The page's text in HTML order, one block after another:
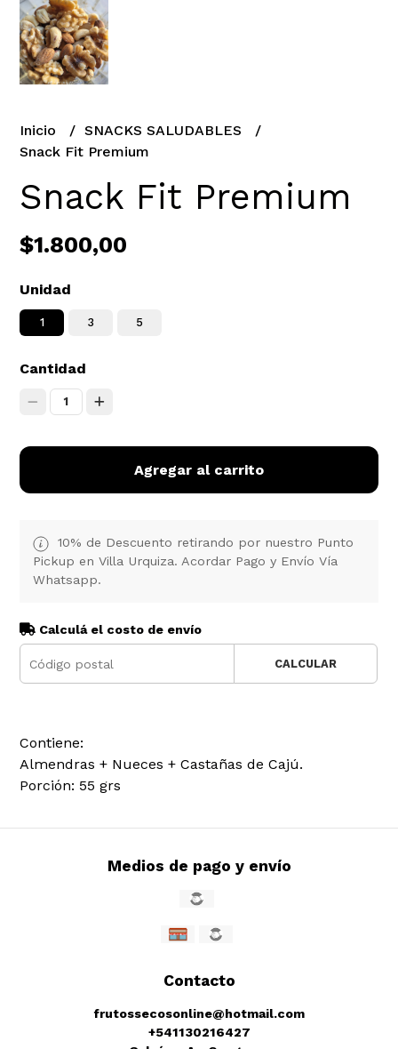
Inicio
SNACKS SALUDABLES
Snack Fit Premium
Snack Fit Premium
$1.800,00
Unidad
1 3 5
Cantidad
1
Agregar al carrito
10% de Descuento retirando por nuestro Punto
Pickup en Villa Urquiza. Acordar Pago y Envío Vía
Whatsapp.
Calculá el costo de envío
CALCULAR
Contiene:
Almendras + Nueces + Castañas de Cajú.
Porción: 55 grs
Medios de pago y envío
Contacto
frutossecosonline@hotmail.com
+541130216427